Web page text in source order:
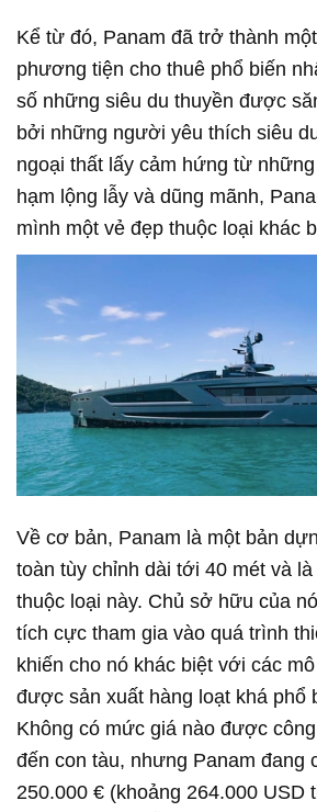
Kể từ đó, Panam đã trở thành
phương tiện cho thuê phổ biến
số những siêu du thuyền được
bởi những người yêu thích siêu
ngoại thất lấy cảm hứng từ
hạm lộng lẫy và dũng mãnh,
mình một vẻ đẹp thuộc loại khác
Về cơ bản, Panam là một bản
toàn tùy chỉnh dài tới 40 mét và
thuộc loại này. Chủ sở hữu của
tích cực tham gia vào quá trình
khiến cho nó khác biệt với các
được sản xuất hàng loạt khá phổ
Không có mức giá nào được
đến con tàu, nhưng Panam đang
250.000 € (khoảng 264.000 USD